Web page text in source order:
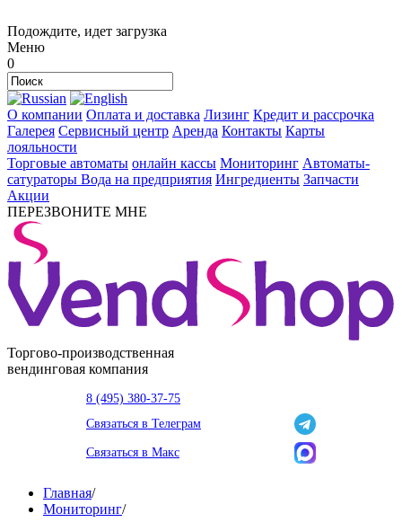
Подождите, идет загрузка
Меню
0
О компании Оплата и доставка Лизинг Кредит и рассрочка
Галерея Сервисный центр Аренда Контакты Карты
лояльности
Торговые автоматы онлайн кассы Мониторинг Автоматы-
сатураторы Вода на предприятия Ингредиенты Запчасти
Акции
ПЕРЕЗВОНИТЕ МНЕ
Торгово-производственная
вендинговая компания
8 (495) 380-37-75
Связаться в Телеграм
Связаться в Макс
Главная/
Мониторинг/